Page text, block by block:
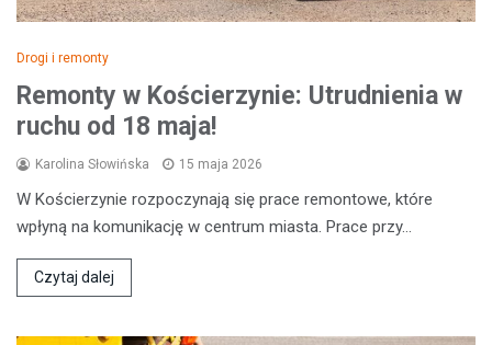
Drogi i remonty
Remonty w Kościerzynie: Utrudnienia w
ruchu od 18 maja!
Karolina Słowińska 15 maja 2026
W Kościerzynie rozpoczynają się prace remontowe, które
wpłyną na komunikację w centrum miasta. Prace przy…
Czytaj dalej